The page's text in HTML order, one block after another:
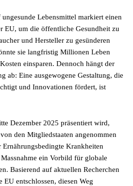
Lebensmittel markiert einen
EU, um die öffentliche Gesundheit zu
und Hersteller zu gesünderen
sie langfristig Millionen Leben
einsparen. Dennoch hängt der
ab: Eine ausgewogene Gestaltung, die
und Innovationen fördert, ist
Dezember 2025 präsentiert wird,
den Mitgliedstaaten angenommen
Krankheiten
ein Vorbild für globale
Basierend auf aktuellen Recherchen
entschlossen, diesen Weg